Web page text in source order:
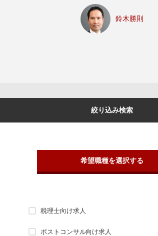
鈴木勝則
絞り込み検索
希望職種を選択する
税理士向け求人
ポストコンサル向け求人